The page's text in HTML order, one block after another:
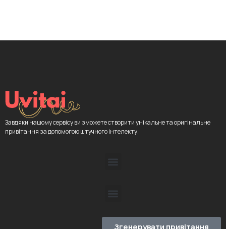
Завдяки нашому сервісу ви зможете створити унікальне та оригінальне
привітання за допомогою штучного інтелекту.
Згенерувати привітання